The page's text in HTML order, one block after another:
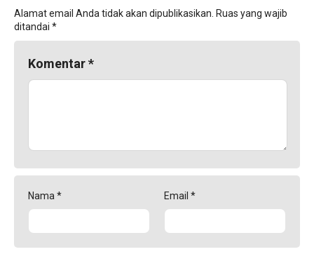
Alamat email Anda tidak akan dipublikasikan. Ruas yang wajib
ditandai *
Komentar*
Nama* Email *